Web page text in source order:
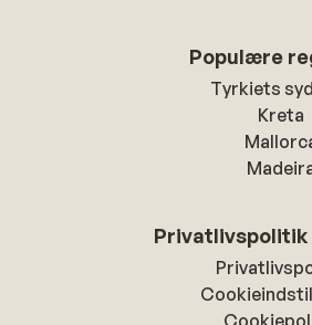
Populære
Tyrkiets
Kreta
Privatlivspolitik